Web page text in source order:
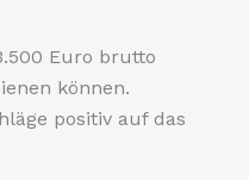
Euro brutto
können.
positiv auf das